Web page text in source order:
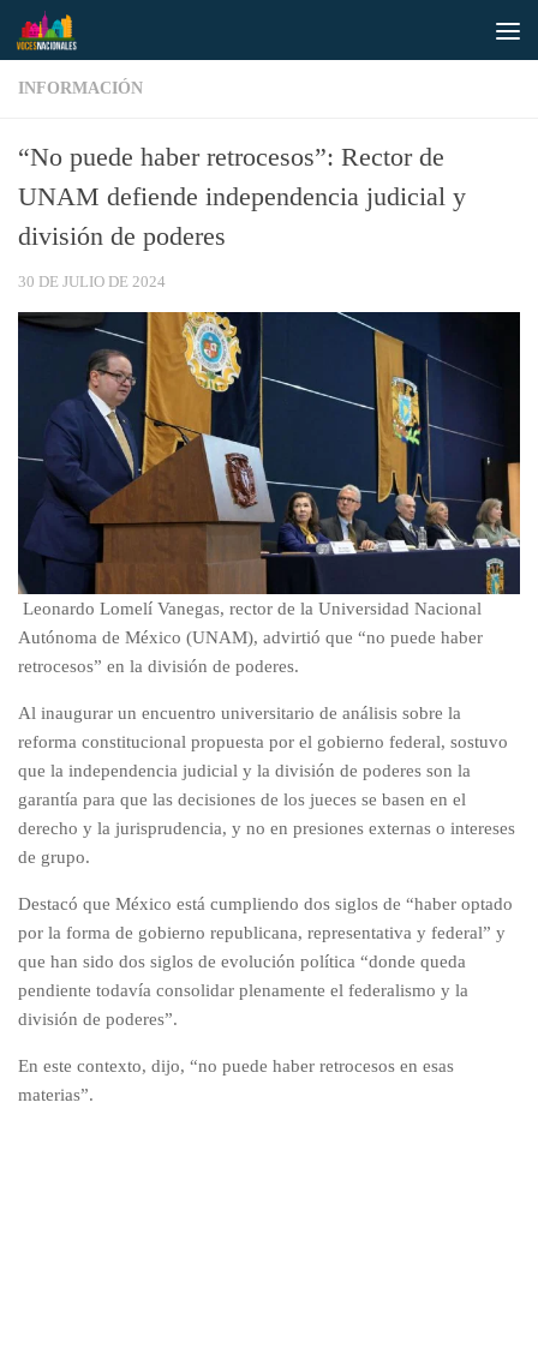
Saltar al contenido
INFORMACIÓN
“No puede haber retrocesos”: Rector de
UNAM defiende independencia judicial y
división de poderes
30 DE JULIO DE 2024
Leonardo Lomelí Vanegas, rector de la Universidad Nacional
Autónoma de México (UNAM), advirtió que “no puede haber
retrocesos” en la división de poderes.
Al inaugurar un encuentro universitario de análisis sobre la
reforma constitucional propuesta por el gobierno federal, sostuvo
que la independencia judicial y la división de poderes son la
garantía para que las decisiones de los jueces se basen en el
derecho y la jurisprudencia, y no en presiones externas o intereses
de grupo.
Destacó que México está cumpliendo dos siglos de “haber optado
por la forma de gobierno republicana, representativa y federal” y
que han sido dos siglos de evolución política “donde queda
pendiente todavía consolidar plenamente el federalismo y la
división de poderes”.
En este contexto, dijo, “no puede haber retrocesos en esas
materias”.